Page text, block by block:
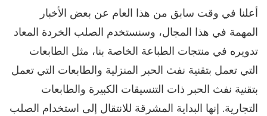
أعلنا في وقت سابق من هذا العام عن بعض الأخبار
المهمة في هذا المجال، وسنستخدم الصلب الخردة المعاد
تدويره في منتجات الطباعة الخاصة بنا، مثل الطابعات
التي تعمل بتقنية نفث الحبر المنزلية والطابعات التي تعمل
بتقنية نفث الحبر ذات التنسيقات الكبيرة والطابعات
التجارية. إنها البداية المشرقة للانتقال إلى استخدام الصلب